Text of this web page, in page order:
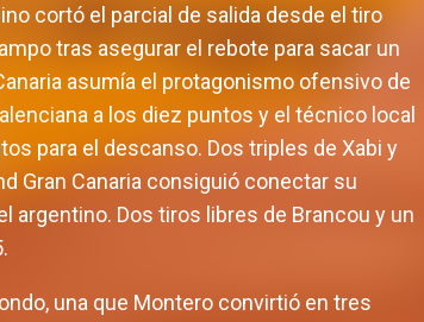
cortó el parcial de salida desde el tiro
tras asegurar el rebote para sacar un
asumía el protagonismo ofensivo de
a los diez puntos y el técnico local
para el descanso. Dos triples de Xabi y
Gran Canaria consiguió conectar su
Dos tiros libres de Brancou y un
una que Montero convirtió en tres